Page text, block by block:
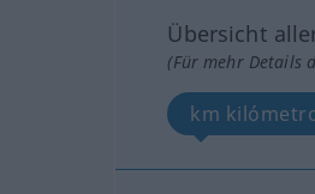
Übersicht
(Für mehr Details
km